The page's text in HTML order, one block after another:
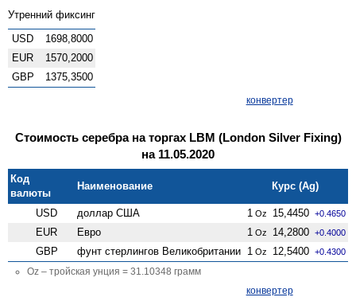
Утренний фиксинг
USD
1698,8000
EUR
1570,2000
GBP
1375,3500
конвертер
Стоимость серебра на торгах LBM (London Silver Fixing)
на 11.05.2020
Код
валюты
Наименование Курс (Ag)
USD доллар США 1 Oz 15,4450 +0.4650
EUR Евро 1 Oz 14,2800 +0.4000
GBP фунт стерлингов Велико­британии 1 Oz 12,5400 +0.4300
Oz – тройская унция = 31.10348 грамм
конвертер